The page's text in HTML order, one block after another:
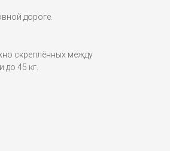
дороге.
скреплённых между
до 45 кг.